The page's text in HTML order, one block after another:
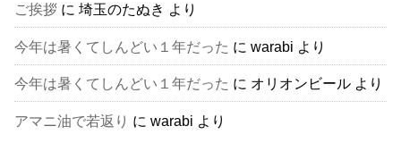
ご挨拶 に埼玉のたぬき より
今年は暑くてしんどい１年だった にwarabi より
今年は暑くてしんどい１年だった に オリオンビール より
アマニ油で若返り にwarabi より